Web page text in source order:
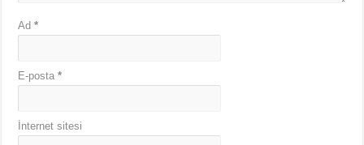
Ad*
E-posta*
İnternet sitesi